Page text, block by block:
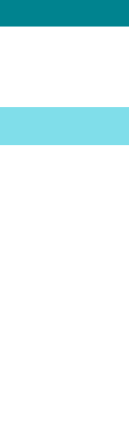
محتوا